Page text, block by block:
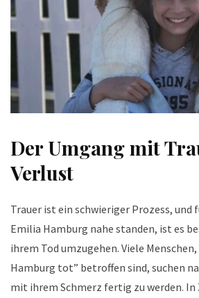
Der Umgang mit
Verlust
Trauer ist ein schwieriger Prozess, und
Emilia Hamburg nahe standen, ist es
ihrem Tod umzugehen. Viele
Hamburg tot” betroffen sind, suchen
mit ihrem Schmerz fertig zu werden. In